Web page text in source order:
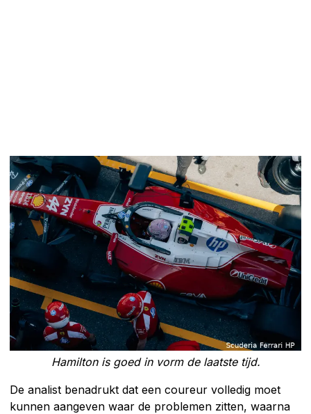
Hamilton is goed in vorm de laatste tijd.
De analist benadrukt dat een coureur volledig moet
kunnen aangeven waar de problemen zitten, waarna